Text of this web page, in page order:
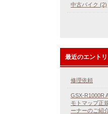
中古バイク (2)
最近のエント
修理依頼
GSX-R1000R
モトマップ正
ーナーのご紹